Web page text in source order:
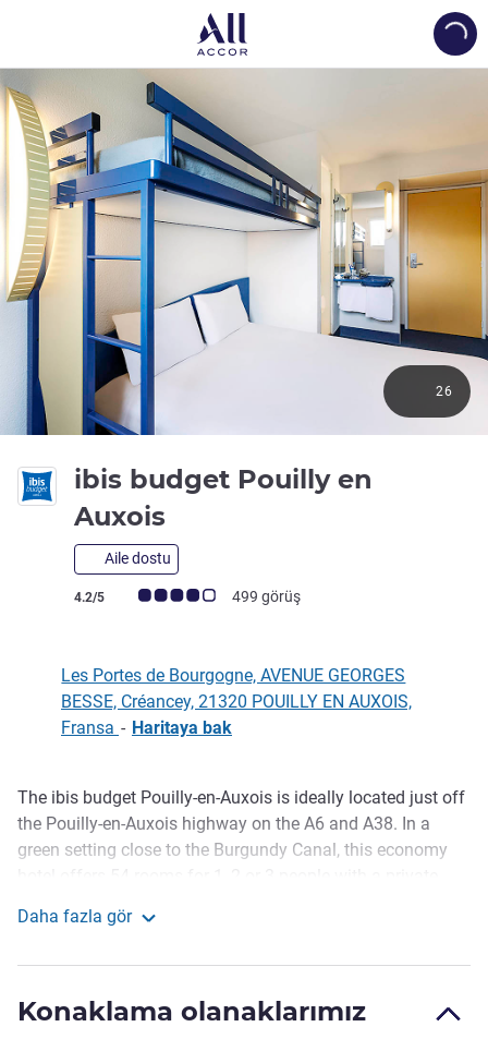
ibis budget Pouilly en
Auxois
Aile dostu
Avis müşterileri puanı (ALL Puanlama)
4.2/5 499 görüş
26
Les Portes de Bourgogne, AVENUE GEORGES
BESSE, Créancey, 21320 POUILLY EN AUXOIS,
Fransa - Haritaya bak
Açıklama
The ibis budget Pouilly-en-Auxois is ideally located just off
the Pouilly-en-Auxois highway on the A6 and A38. In a
green setting close to the Burgundy Canal, this economy
unlimited buffet breakfast at a smart price, as well as two
. .
Daha fazla gör
Konaklama olanaklarımız